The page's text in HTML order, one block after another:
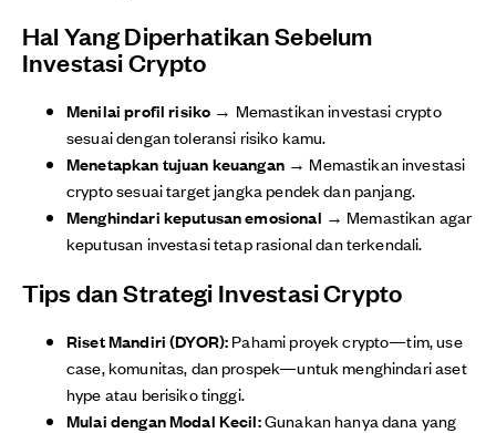
Hal Yang Diperhatikan Sebelum
Investasi Crypto
Menilai profil risiko → Memastikan investasi crypto
sesuai dengan toleransi risiko kamu.
Menetapkan tujuan keuangan→ Memastikan investasi
crypto sesuai target jangka pendek dan panjang.
Menghindari keputusan emosional → Memastikan agar
keputusan investasi tetap rasional dan terkendali.
Tips dan Strategi Investasi Crypto
Riset Mandiri (DYOR):Pahami proyek crypto—tim, use
case, komunitas, dan prospek—untuk menghindari aset
hype atau berisiko tinggi.
Mulai dengan Modal Kecil:Gunakan hanya dana yang